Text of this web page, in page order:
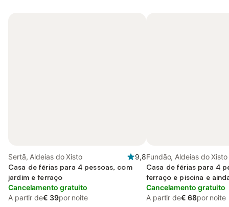
Sertã, Aldeias do Xisto
9,8
Casa de férias para 4 pessoas, com
jardim e terraço
Cancelamento gratuito
A partir de€ 39por noite
Fundão, Aldeias do Xisto
Casa de férias para 4
terraço e piscina e
Cancelamento gratuito
A partir de€ 68por noite